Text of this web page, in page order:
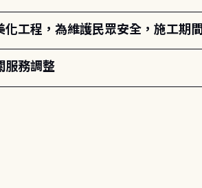
工程，為維護民眾安全，施工期
服務調整